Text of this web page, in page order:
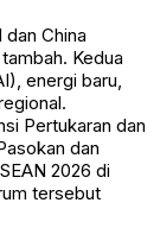
China
Kedua
energi baru,
Pertukaran dan
dan
2026 di
tersebut